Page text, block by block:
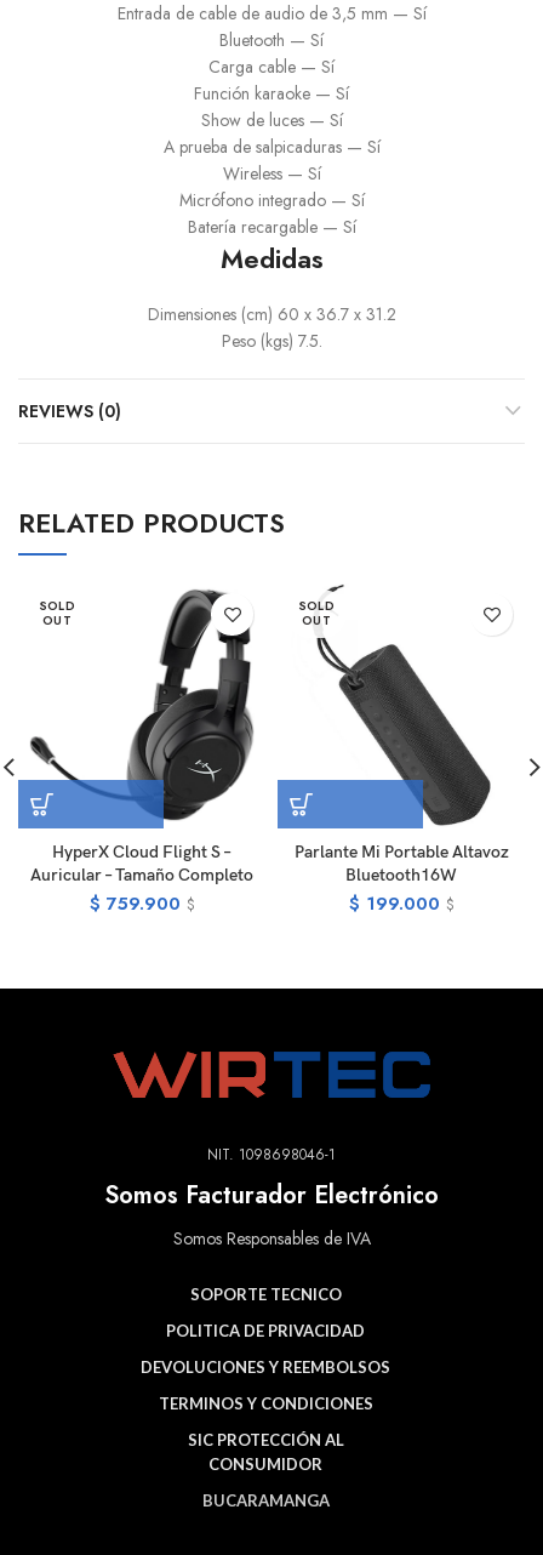
Entrada de cable de audio de 3,5 mm — Sí
Bluetooth — Sí
Carga cable — Sí
Función karaoke — Sí
Show de luces — Sí
A prueba de salpicaduras — Sí
Wireless — Sí
Micrófono integrado — Sí
Batería recargable — Sí
Medidas
Dimensiones (cm) 60 x 36.7 x 31.2
Peso (kgs) 7.5.
REVIEWS (0)
RELATED PRODUCTS
SOLD
OUT
HyperX Cloud Flight S –
Auricular – Tamaño Completo
$ 759.900 $
SOLD
OUT
Parlante Mi Portable Altavoz
Bluetooth16W
$ 199.000 $
NIT. 1098698046-1
Somos Facturador Electrónico
Somos Responsables de IVA
SOPORTE TECNICO
POLITICA DE PRIVACIDAD
DEVOLUCIONES Y REEMBOLSOS
TERMINOS Y CONDICIONES
SIC PROTECCIÓN AL
CONSUMIDOR
BUCARAMANGA